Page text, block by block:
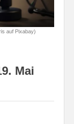
auf Pixabay)
Mai